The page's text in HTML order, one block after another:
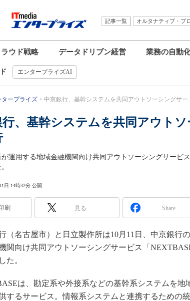
記事一覧 オルタナティブ・ブ
ウド戦略 データドリブン経営 業務の自動
エンタープライズAI
タープライズ 中京銀行、基幹システムを共同アウトソーシングサー
行、基幹システムを共同アウト
が運用する地域金融機関向け共同アウトソーシングサービ
日 14時32分 公開
刷 見る Share
（名古屋市）と日立製作所は10月11日、中京銀行
関向け共同アウトソーシングサービス「
た。
は、勘定系や外接系などの基幹系システムを地
するサービス。情報系システムと連携するための